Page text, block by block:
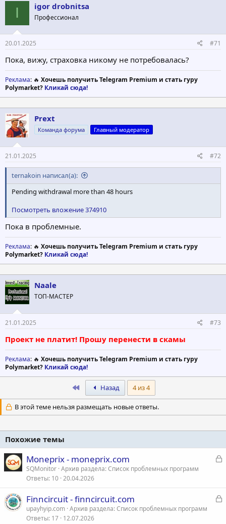
I igor drobnitsa
Профессионал
20.01.2025 #71
Пока, вижу, страховка никому не потребовалась?
Реклама: 🔥 Хочешь получить Telegram Premium и стать гуру
Polymarket? Кликай сюда!
Prext
Команда форума Главный модератор
21.01.2025 #72
ternakoin написал(а):
Pending withdrawal more than 48 hours
Посмотреть вложение 374910
Пока в проблемные.
Реклама: 🔥 Хочешь получить Telegram Premium и стать гуру
Polymarket? Кликай сюда!
Naale
ТОП-МАСТЕР
21.01.2025 #73
Проект не платит! Прошу перенести в скамы
Реклама: 🔥 Хочешь получить Telegram Premium и стать гуру
Polymarket? Кликай сюда!
First Назад 4 из 4
В этой теме нельзя размещать новые ответы.
Похожие темы
З
Moneprix - moneprix.com
SQMonitor Архив раздела: Список проблемных программ
Ответы 10 20.04.2026
З
Finncircuit - finncircuit.com
upayhyip.com Архив раздела: Список проблемных программ
Ответы 17 12.07.2026